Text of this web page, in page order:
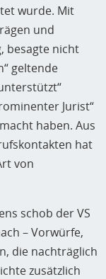
wurde. Mit
und
besagte nicht
geltende
Jurist“
haben. Aus
hat
von
schob der VS
– Vorwürfe,
die nachträglich
zusätzlich